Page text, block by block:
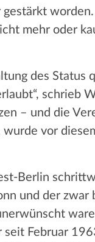
gestärkt
mehr oder
des Status
schrieb
– und die
vor
Berlin
und der zwar
seit Februar